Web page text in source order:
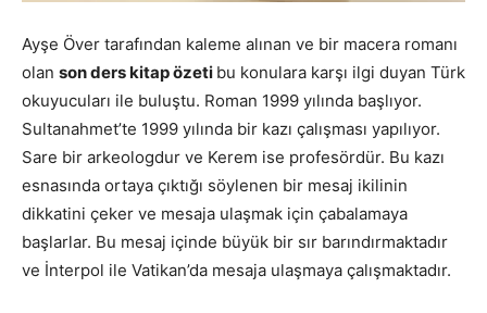
Ayşe Över tarafından kaleme alınan ve bir macera romanı
olan son ders kitap özeti bu konulara karşı ilgi duyan Türk
okuyucuları ile buluştu. Roman 1999 yılında başlıyor.
Sultanahmet’te 1999 yılında bir kazı çalışması yapılıyor.
Sare bir arkeologdur ve Kerem ise profesördür. Bu kazı
esnasında ortaya çıktığı söylenen bir mesaj ikilinin
dikkatini çeker ve mesaja ulaşmak için çabalamaya
başlarlar. Bu mesaj içinde büyük bir sır barındırmaktadır
ve İnterpol ile Vatikan’da mesaja ulaşmaya çalışmaktadır.